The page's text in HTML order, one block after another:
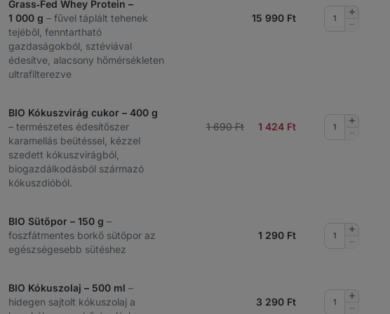
Grass‑Fed Whey Protein –
1 000 g – fűvel táplált tehenek
tejéből, fenntartható
gazdaságokból, sztéviával
édesítve, alacsony hőmérsékleten
ultrafilterezve
15 990 Ft
Mennyiség
BIO Kókuszvirág cukor – 400 g
– természetes édesítőszer
karamellás beütéssel, kézzel
szedett kókuszvirágból,
biogazdálkodásból származó
kókuszdióból.
1 690 Ft 1 424 Ft
Mennyiség
BIO Sütőpor – 150 g –
foszfátmentes borkő sütőpor az
egészségesebb sütéshez
1 290 Ft
Mennyiség
BIO Kókuszolaj – 500 ml –
hidegen sajtolt kókuszolaj a
3 290 Ft
Mennyiség